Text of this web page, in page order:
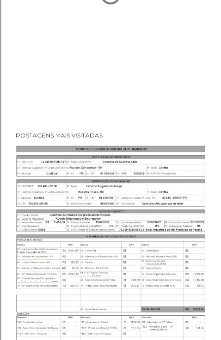
POSTAGENS MAIS VISITADAS